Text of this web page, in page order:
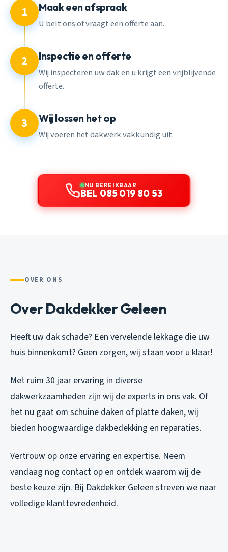
1 Maak een afspraak
U belt ons of vraagt een offerte aan.
2 Inspectie en offerte
Wij inspecteren uw dak en u krijgt een vrijblijvende
offerte.
3 Wij lossen het op
Wij voeren het dakwerk vakkundig uit.
NU BEREIKBAAR
BEL 085 019 80 53
OVER ONS
Over Dakdekker Geleen
Heeft uw dak schade? Een vervelende lekkage die uw
huis binnenkomt? Geen zorgen, wij staan voor u klaar!
Met ruim 30 jaar ervaring in diverse
dakwerkzaamheden zijn wij de experts in ons vak. Of
het nu gaat om schuine daken of platte daken, wij
bieden hoogwaardige dakbedekking en reparaties.
Vertrouw op onze ervaring en expertise. Neem
vandaag nog contact op en ontdek waarom wij de
beste keuze zijn. Bij Dakdekker Geleen streven we naar
volledige klanttevredenheid.